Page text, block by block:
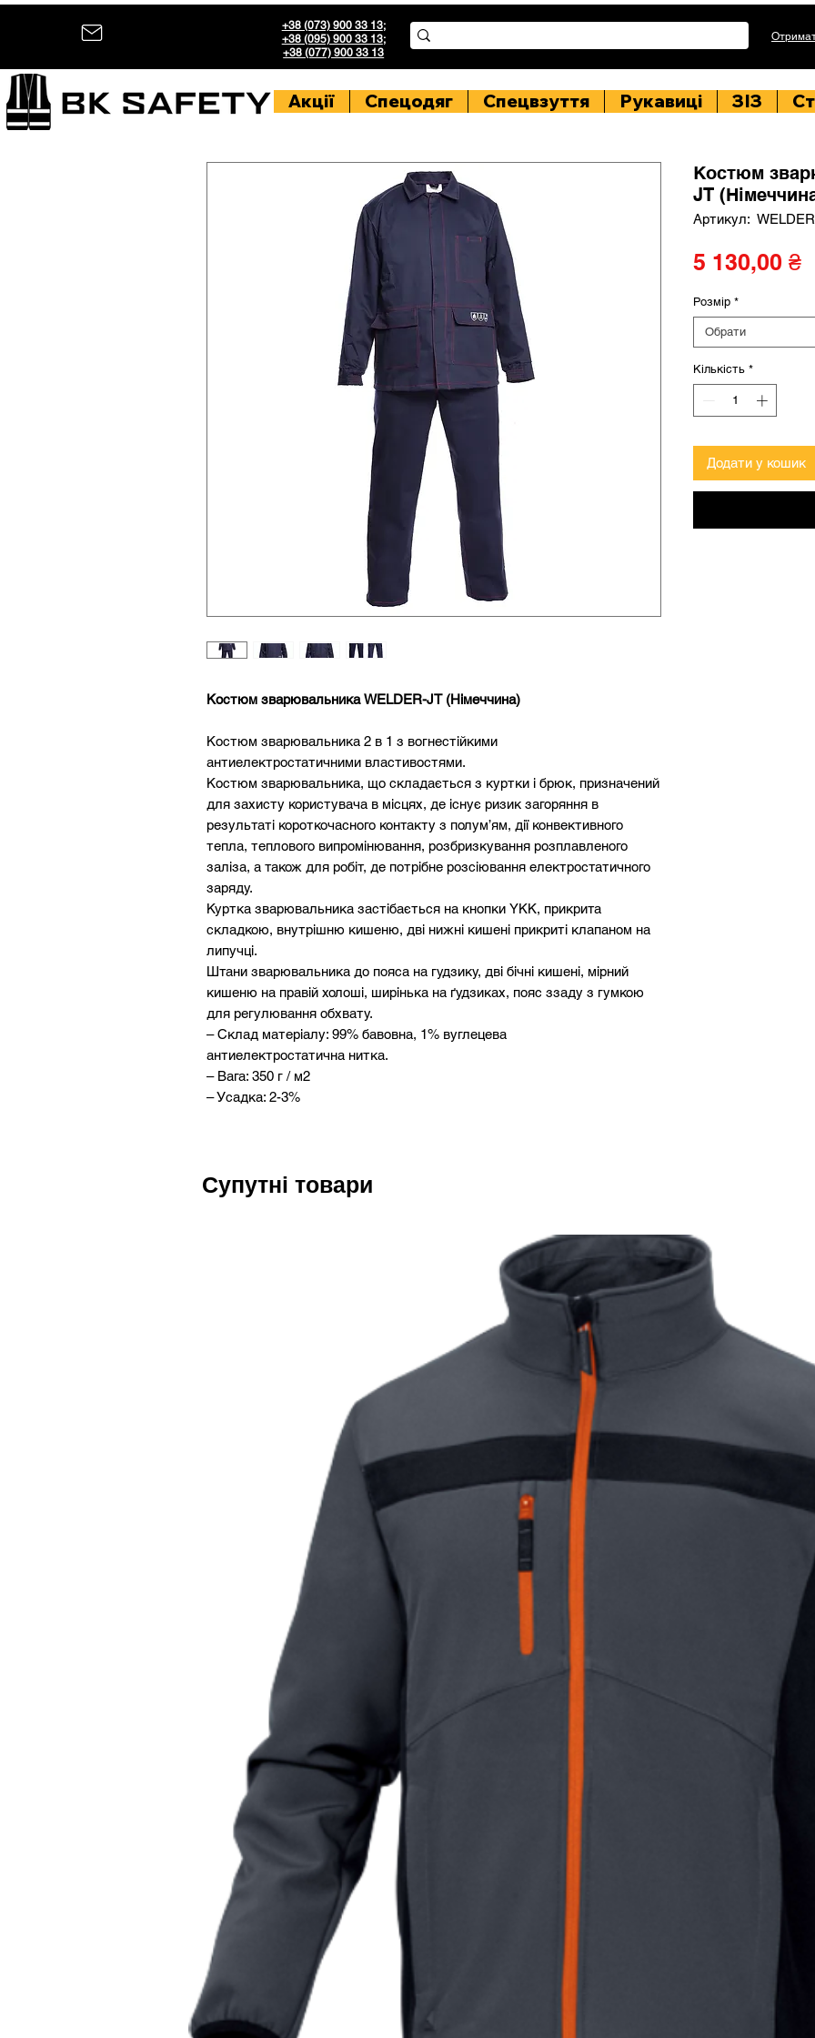
+38 (073) 900 33 13;
+38 (095) 900 33 13;
+38 (077) 900 33 13
Акції Спецодяг Спецвзуття Рукавиці ЗІЗ
Костюм зварювальника WELDER-JT (Німеччина)
Костюм зварювальника 2 в 1 з вогнестійкими
антиелектростатичними властивостями.
Костюм зварювальника, що складається з куртки і брюк, призначений
для захисту користувача в місцях, де існує ризик загоряння в
результаті короткочасного контакту з полум’ям, дії конвективного
тепла, теплового випромінювання, розбризкування розплавленого
заліза, а також для робіт, де потрібне розсіювання електростатичного
заряду.
Куртка зварювальника застібається на кнопки YKK, прикрита
складкою, внутрішню кишеню, дві нижні кишені прикриті клапаном на
липучці.
Штани зварювальника до пояса на гудзику, дві бічні кишені, мірний
кишеню на правій холоші, ширінька на ґудзиках, пояс ззаду з гумкою
для регулювання обхвату.
– Склад матеріалу: 99% бавовна, 1% вуглецева
антиелектростатична нитка.
– Вага: 350 г / м2
– Усадка: 2-3%
використанні.
Одяг відповідає вимогам стандартів EN ISO 13688: 2013, EN 1149-5:
Костюм
JT
Артикул:
5 130,00 ₴
Розмір *
Обрати
Кількість *
Додати у кошик
Супутні товари